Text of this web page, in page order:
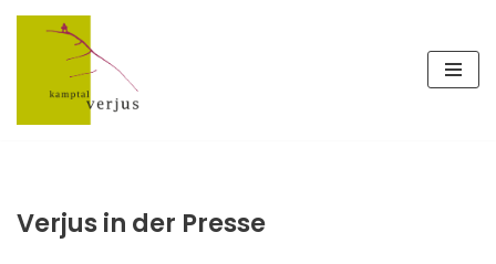
Inhalt
Verjus in der Presse